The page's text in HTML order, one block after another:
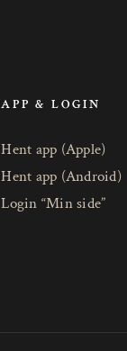
APP & LOGIN
Hent app (Apple)
Hent app (Android)
Login “Min side”